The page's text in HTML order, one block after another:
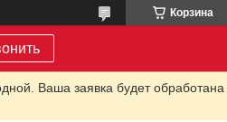
Корзина
Ваша заявка будет